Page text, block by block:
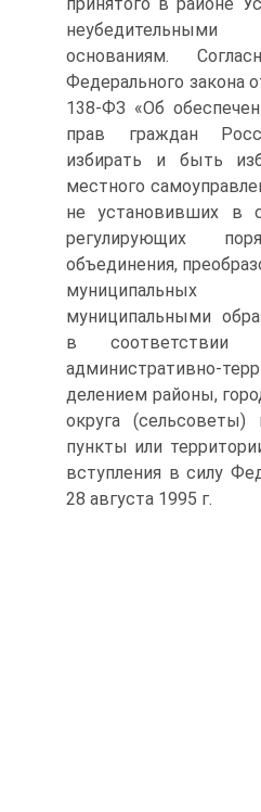
основаниям.
Федерального закона
138-ФЗ «Об
прав граждан
избирать и быть
местного
не установивших в
регулирующих
объединения,
муниципальными
в соответствии
административно-
делением районы,
округа
пункты или
вступления в силу
28 августа 1995 г.